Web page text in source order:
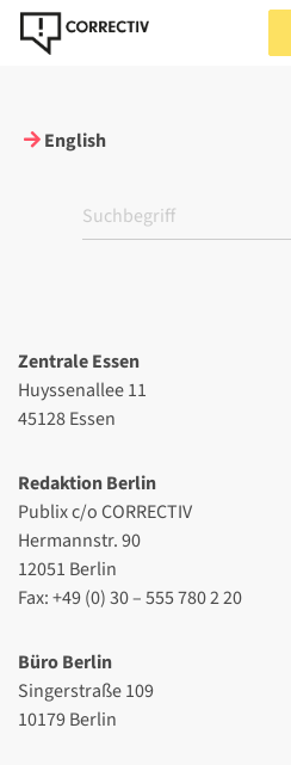
English
Zentrale Essen
Huyssenallee 11
45128 Essen
Redaktion Berlin
Publix c/o CORRECTIV
Hermannstr. 90
12051 Berlin
Fax: +49 (0) 30 – 555 780 2 20
Büro Berlin
Singerstraße 109
10179 Berlin